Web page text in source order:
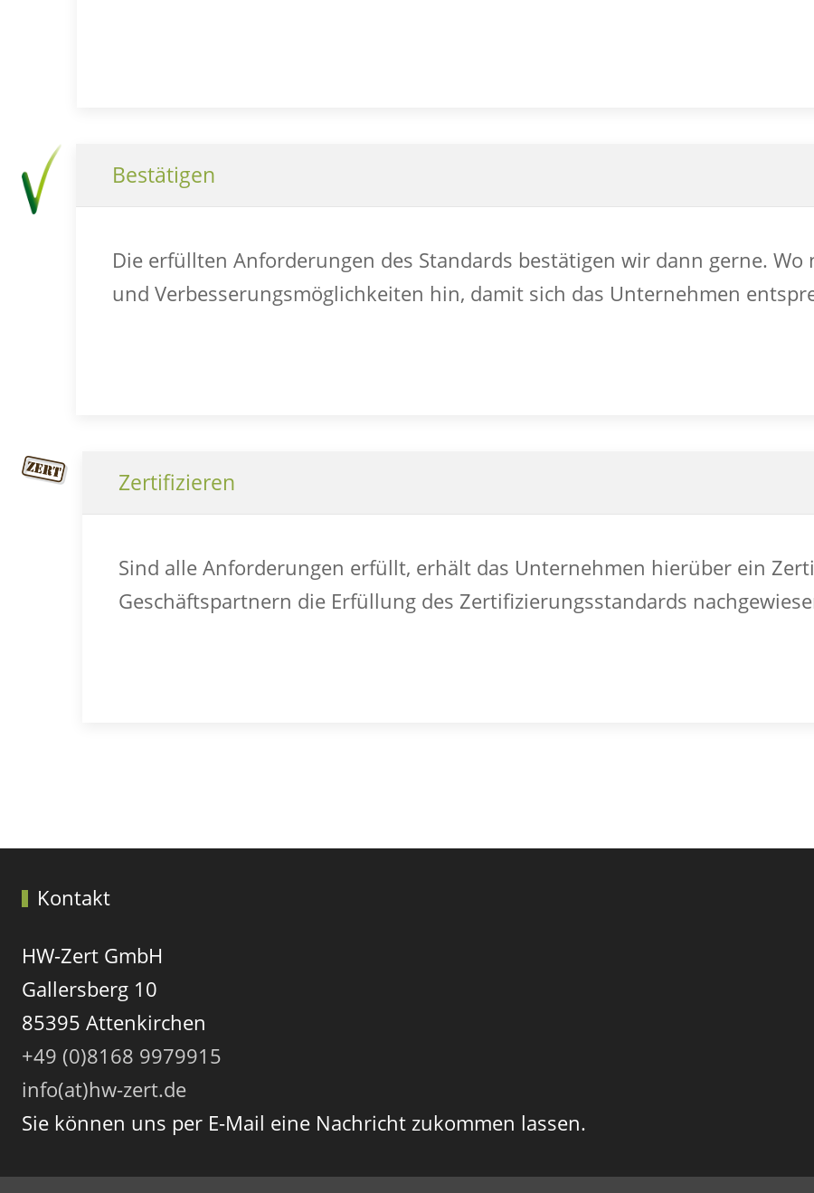
Bestätigen
Die erfüllten Anforderungen des Standards bestätigen wir dann gerne.
und Verbesserungsmöglichkeiten hin, damit sich das Unternehmen
Zertifizieren
Sind alle Anforderungen erfüllt, erhält das Unternehmen hierüber ein
Geschäftspartnern die Erfüllung des Zertifizierungsstandards
Kontakt
HW-Zert GmbH
Gallersberg 10
85395 Attenkirchen
+49 (0)8168 9979915
info(at)hw-zert.de
Sie können uns per E-Mail eine Nachricht zukommen lassen.